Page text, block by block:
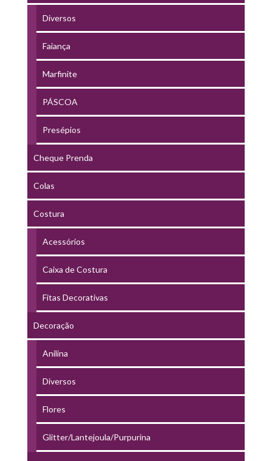
Diversos
Faiança
Marfinite
PÁSCOA
Presépios
Cheque Prenda
Colas
Costura
Acessórios
Caixa de Costura
Fitas Decorativas
Decoração
Anilina
Diversos
Flores
Glitter/Lantejoula/Purpurina